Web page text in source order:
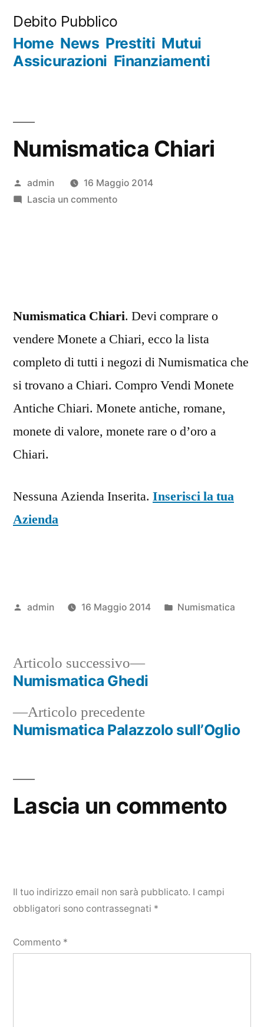
contenuto
Debito Pubblico
Home News Prestiti Mutui
Assicurazioni Finanziamenti
Numismatica Chiari
Pubblicato
da
admin
16 Maggio 2014
Lascia un commentosu
Numismatica Chiari. Devi comprare o
vendere Monete a Chiari, ecco la lista
completo di tutti i negozi di Numismatica che
si trovano a Chiari. Compro Vendi Monete
Antiche Chiari. Monete antiche, romane,
monete di valore, monete rare o d’oro a
Chiari.
Nessuna Azienda Inserita. Inserisci la tua
Azienda
Pubblicato
admin 16 Maggio 2014
Pubblicato
Numismatica
Navigazione
articoli
Articolo precedenteArticolo
precedente:
Numismatica Palazzolo sull’Oglio
Articolo successivo
Articolo
successivo:
Numismatica Ghedi
Lascia un commento
Il tuo indirizzo email non sarà pubblicato. I campi
obbligatori sono contrassegnati *
Commento *